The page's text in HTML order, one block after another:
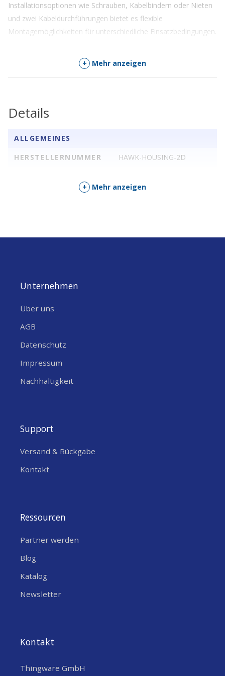
Installationsoptionen wie Schrauben, Kabelbindern oder Nieten
und zwei Kabeldurchführungen bietet es flexible
Montagemöglichkeiten für unterschiedliche Einsatzbedingungen.
+ Mehr anzeigen
Details
ALLGEMEINES
HERSTELLERNUMMER
HAWK-HOUSING-2D
+ Mehr anzeigen
Unternehmen
Über uns
AGB
Datenschutz
Impressum
Nachhaltigkeit
Support
Versand & Rückgabe
Kontakt
Ressourcen
Partner werden
Blog
Katalog
Newsletter
Kontakt
Thingware GmbH